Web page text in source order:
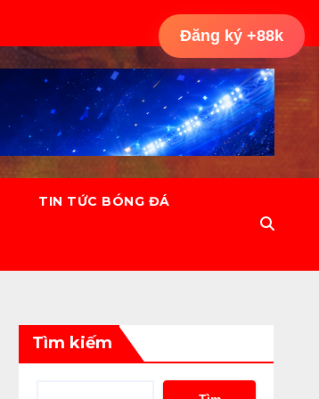
TIN TỨC BÓNG ĐÁ
Tìm kiếm
Đăng ký +88k